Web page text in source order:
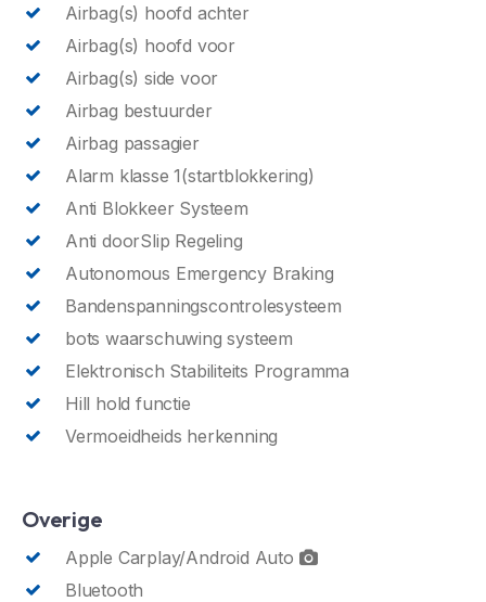
Airbag(s) hoofd achter
Airbag(s) hoofd voor
Airbag(s) side voor
Airbag bestuurder
Airbag passagier
Alarm klasse 1(startblokkering)
Anti Blokkeer Systeem
Anti doorSlip Regeling
Autonomous Emergency Braking
Bandenspanningscontrolesysteem
bots waarschuwing systeem
Elektronisch Stabiliteits Programma
Hill hold functie
Vermoeidheids herkenning
Overige
Apple Carplay/Android Auto
Bluetooth